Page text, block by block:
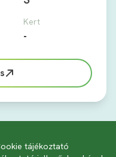
Kert
-
tájékoztató